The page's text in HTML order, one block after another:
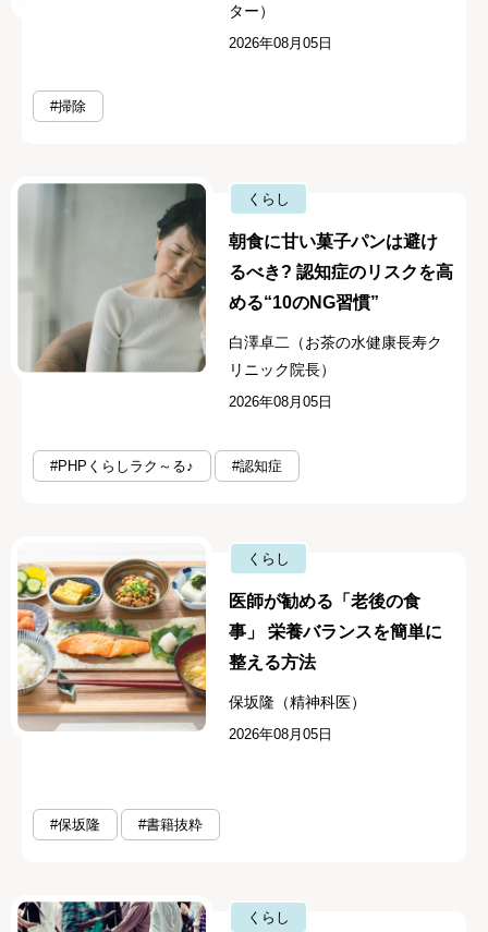
ター）
2026年08月05日
#掃除
くらし
朝食に甘い菓子パンは避け
るべき? 認知症のリスクを高
める“10のNG習慣”
白澤卓二（お茶の水健康長寿ク
リニック院長）
2026年08月05日
#PHPくらしラク～る♪ #認知症
くらし
医師が勧める「老後の食
事」 栄養バランスを簡単に
整える方法
保坂隆（精神科医）
2026年08月05日
#保坂隆 #書籍抜粋
くらし